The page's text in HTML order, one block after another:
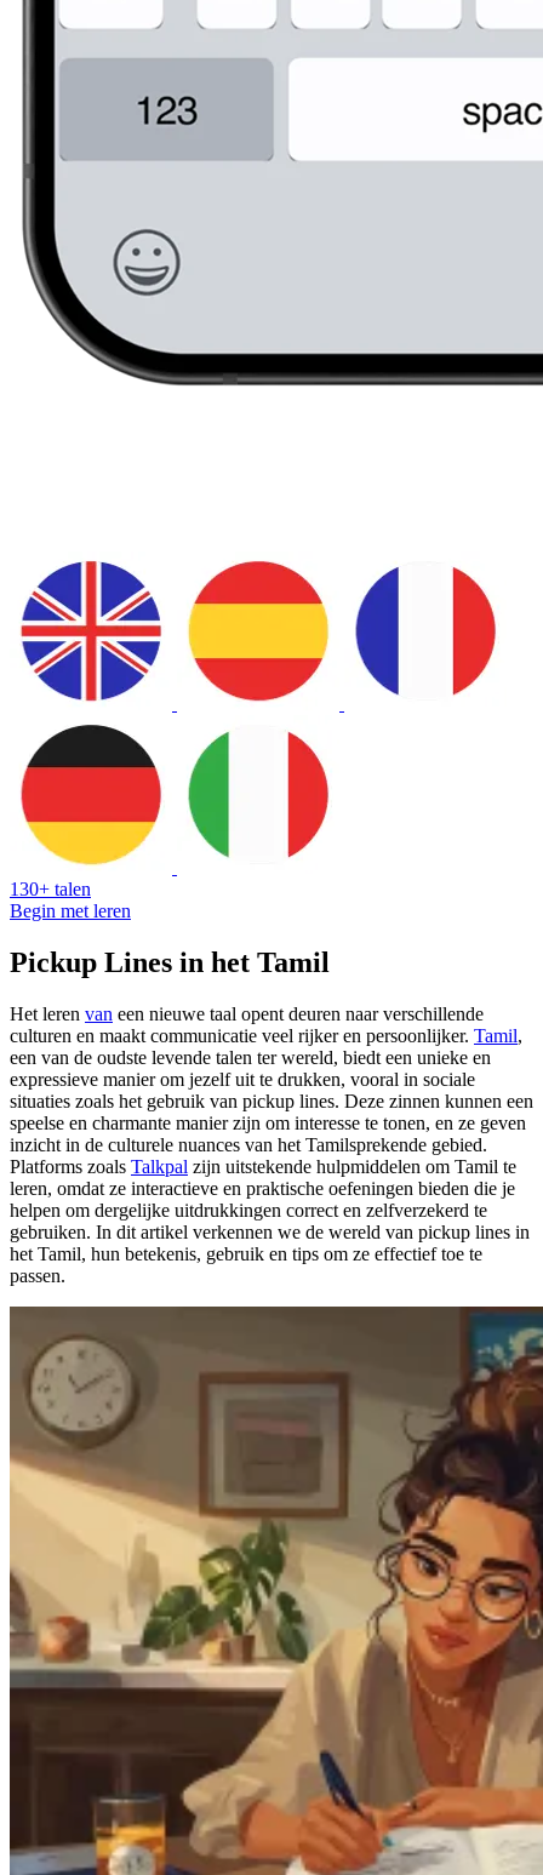
130+ talen
Begin met leren
Pickup Lines in het Tamil
Het leren van een nieuwe taal opent deuren naar verschillende
culturen en maakt communicatie veel rijker en persoonlijker. Tamil,
een van de oudste levende talen ter wereld, biedt een unieke en
expressieve manier om jezelf uit te drukken, vooral in sociale
situaties zoals het gebruik van pickup lines. Deze zinnen kunnen een
speelse en charmante manier zijn om interesse te tonen, en ze geven
inzicht in de culturele nuances van het Tamilsprekende gebied.
Platforms zoals Talkpal zijn uitstekende hulpmiddelen om Tamil te
leren, omdat ze interactieve en praktische oefeningen bieden die je
helpen om dergelijke uitdrukkingen correct en zelfverzekerd te
gebruiken. In dit artikel verkennen we de wereld van pickup lines in
het Tamil, hun betekenis, gebruik en tips om ze effectief toe te
passen.